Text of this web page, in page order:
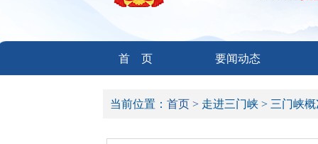
首 页 要闻动态
当前位置： 首页 > 走进三门峡 > 三门峡